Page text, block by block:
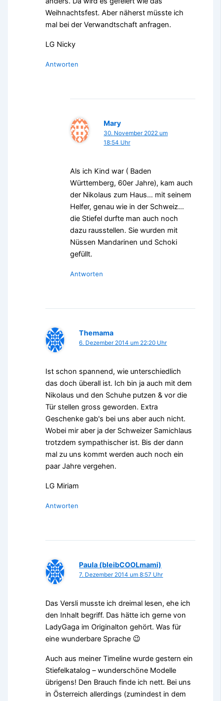
Weihnachtsfest. Aber näherst müsste ich
mal bei der Verwandtschaft anfragen.
LG Nicky
Antworten
Mary
30. November 2022 um
18:54 Uhr
Als ich Kind war ( Baden
Württemberg, 60er Jahre), kam auch
der Nikolaus zum Haus… mit seinem
Helfer, genau wie in der Schweiz…
die Stiefel durfte man auch noch
dazu rausstellen. Sie wurden mit
Nüssen Mandarinen und Schoki
gefüllt.
Antworten
Themama
6. Dezember 2014 um 22:20 Uhr
Ist schon spannend, wie unterschiedlich
das doch überall ist. Ich bin ja auch mit dem
Nikolaus und den Schuhe putzen & vor die
Tür stellen gross geworden. Extra
Geschenke gab's bei uns aber auch nicht.
Wobei mir aber ja der Schweizer Samichlaus
trotzdem sympathischer ist. Bis der dann
mal zu uns kommt werden auch noch ein
paar Jahre vergehen.
LG Miriam
Antworten
Paula (bleibCOOLmami)
7. Dezember 2014 um 8:57 Uhr
Das Versli musste ich dreimal lesen, ehe ich
den Inhalt begriff. Das hätte ich gerne von
LadyGaga im Originalton gehört. Was für
eine wunderbare Sprache 😉
Auch aus meiner Timeline wurde gestern ein
Stiefelkatalog – wunderschöne Modelle
übrigens! Den Brauch finde ich nett. Bei uns
in Österreich allerdings (zumindest in dem